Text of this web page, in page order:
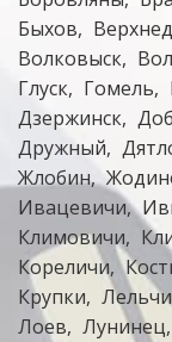
Быхов
Волковыск
Глуск
Гомель
Дзержинск
Дружный
Жлобин
Ивацевичи
Климовичи
Кореличи
Крупки
Лоев
Лунинец